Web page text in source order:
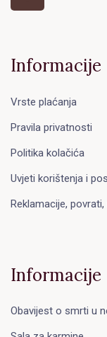
Informacije
Vrste plaćanja
Pravila privatnosti
Politika kolačića
Uvjeti korištenja i
Reklamacije,
Informacije
Obavijest o smrti u